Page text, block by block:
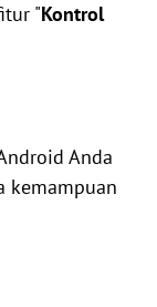
"Kontrol
Anda
kemampuan